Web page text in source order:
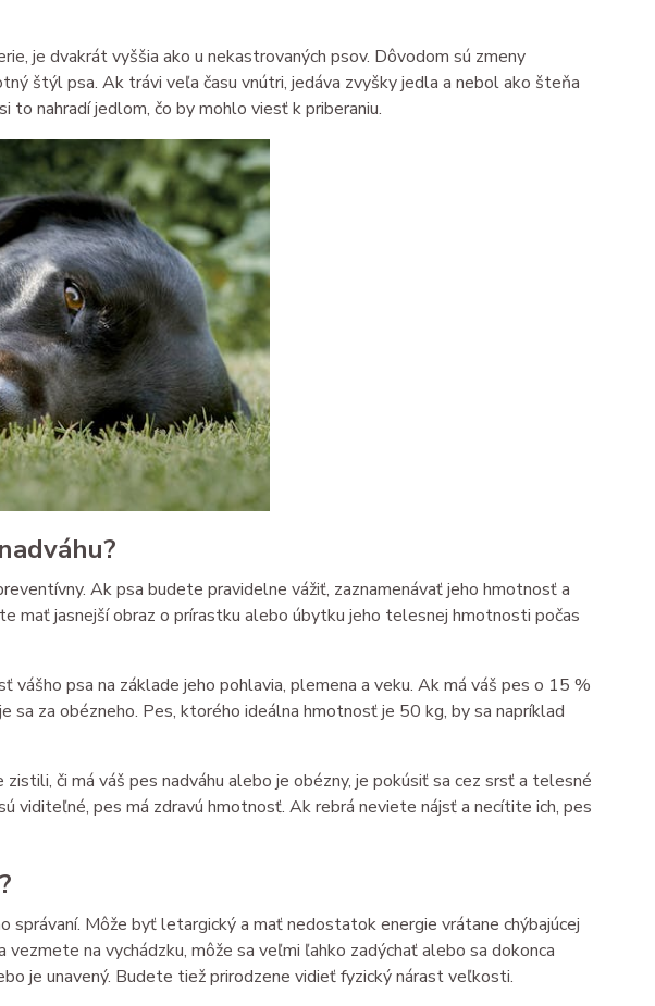
je dvakrát vyššia ako u nekastrovaných psov. Dôvodom sú zmeny
štýl psa. Ak trávi veľa času vnútri, jedáva zvyšky jedla a nebol ako šteňa
to nahradí jedlom, čo by mohlo viesť k priberaniu.
Ak psa budete pravidelne vážiť, zaznamenávať jeho hmotnosť a
mať jasnejší obraz o prírastku alebo úbytku jeho telesnej hmotnosti počas
psa na základe jeho pohlavia, plemena a veku. Ak má váš pes o 15 %
sa za obézneho. Pes, ktorého ideálna hmotnosť je 50 kg, by sa napríklad
či má váš pes nadváhu alebo je obézny, je pokúsiť sa cez srsť a telesné
viditeľné, pes má zdravú hmotnosť. Ak rebrá neviete nájsť a necítite ich, pes
správaní. Môže byť letargický a mať nedostatok energie vrátane chýbajúcej
na vychádzku, môže sa veľmi ľahko zadýchať alebo sa dokonca
je unavený. Budete tiež prirodzene vidieť fyzický nárast veľkosti.